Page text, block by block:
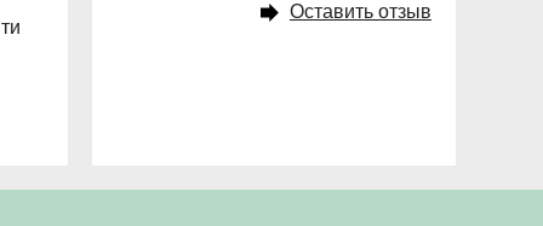
Оставить отзыв